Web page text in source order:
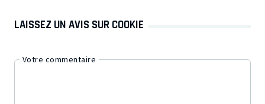
LAISSEZ UN AVIS SUR COOKIE
Votre commentaire